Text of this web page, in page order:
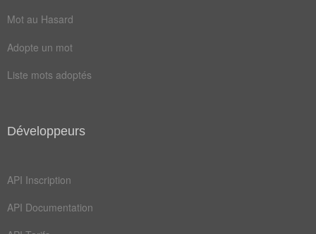
Mot au Hasard
Adopte un mot
Liste mots adoptés
Développeurs
API Inscription
API Documentation